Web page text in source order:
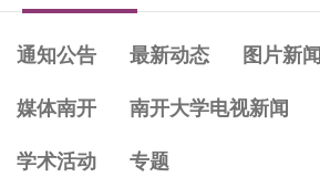
通知公告 最新动态 图片新闻
媒体南开 南开大学电视新闻
学术活动 专题